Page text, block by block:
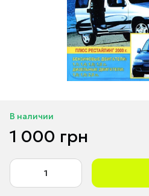
В наличии
1 000 грн